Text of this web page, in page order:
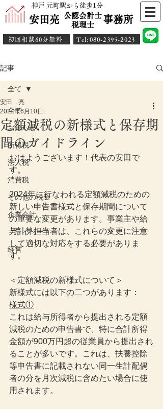
神戸 元町駅から徒歩1分
安田亮 事務所
公認会計士
​税理士
初回相談60分無料 ​Tel:080-2395-2023
記事
全て
お知らせ
所得税
法人税
消費税
その他の税金
企業会計
プライベート
経営
全て
定額減税の新様式と保存期
間のガイドライン
安田 亮
2024年6月10日
おはようございます！代表の安田で
す。
2024年に行なわれる定額減税のための
新しい申告書様式と保存期間について
の重要な変更があります。事業主や給
与計算担当者は、これらの変更に注意
して適切な対応をする必要がありま
す。
＜定額減税の新様式について＞
新様式には以下の二つがあります：
様式①
これは給与所得者から提出される定額
減税のための申告書で、特に合計所得
金額が900万円超の従業員から提出され
ることが多いです。これは、扶養控除
等申告書に記載されない同一生計配偶
者の分を月次減税に含めたい場合に使
用されます。